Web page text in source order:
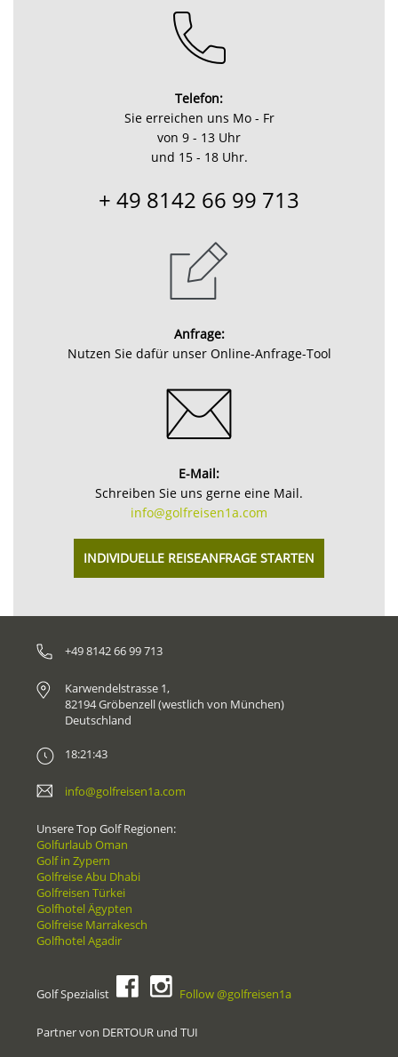
Telefon:
Sie erreichen uns Mo - Fr
von 9 - 13 Uhr
und 15 - 18 Uhr.
+ 49 8142 66 99 713
Anfrage:
Nutzen Sie dafür unser Online-Anfrage-Tool
E-Mail:
Schreiben Sie uns gerne eine Mail.
info@golfreisen1a.com
INDIVIDUELLE REISEANFRAGE STARTEN
+49 8142 66 99 713
Karwendelstrasse 1,
82194 Gröbenzell (westlich von München)
Deutschland
18:21:43
info@golfreisen1a.com
Unsere Top Golf Regionen:
Golfurlaub Oman
Golf in Zypern
Golfreise Abu Dhabi
Golfreisen Türkei
Golfhotel Ägypten
Golfreise Marrakesch
Golfhotel Agadir
Golf Spezialist Follow @golfreisen1a
Partner von DERTOUR und TUI